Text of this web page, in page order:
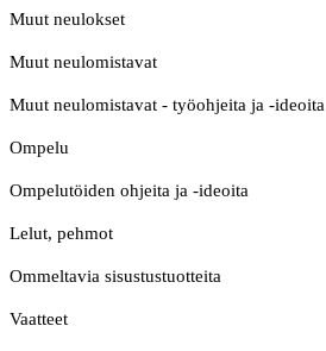
Muut neulokset
Muut neulomistavat
Muut neulomistavat - työohjeita ja -ideoita
Ompelu
Ompelutöiden ohjeita ja -ideoita
Lelut, pehmot
Ommeltavia sisustustuotteita
Vaatteet